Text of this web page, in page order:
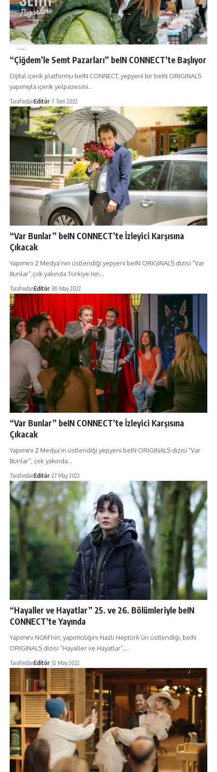
“Çiğdem’le Semt Pazarları” beIN CONNECT’te Başlıyor
Dijital içerik platformu beIN CONNECT, yepyeni bir beIN ORIGINALS
yapımıyla içerik yelpazesini…
TarafındanEditör 7 Tem 2022
“Var Bunlar” beIN CONNECT’te İzleyici Karşısına
Çıkacak
Yapımını Z Medya’nın üstlendiği yepyeni beIN ORIGINALS dizisi “Var
Bunlar”,çok yakında Türkiye’nin…
TarafındanEditör 30 May 2022
“Var Bunlar” beIN CONNECT’te İzleyici Karşısına
Çıkacak
Yapımını Z Medya’ın üstlendiği yepyeni beIN ORIGINALS dizisi “Var
Bunlar”, çok yakında…
TarafındanEditör 27 May 2022
“Hayaller ve Hayatlar” 25. ve 26. Bölümleriyle beIN
CONNECT’te Yayında
Yapımını NGM’nin, yapımcılığını Nazlı Heptürk’ün üstlendiği, beIN
ORIGINALS dizisi “Hayaller ve Hayatlar”,…
TarafındanEditör 12 May 2022